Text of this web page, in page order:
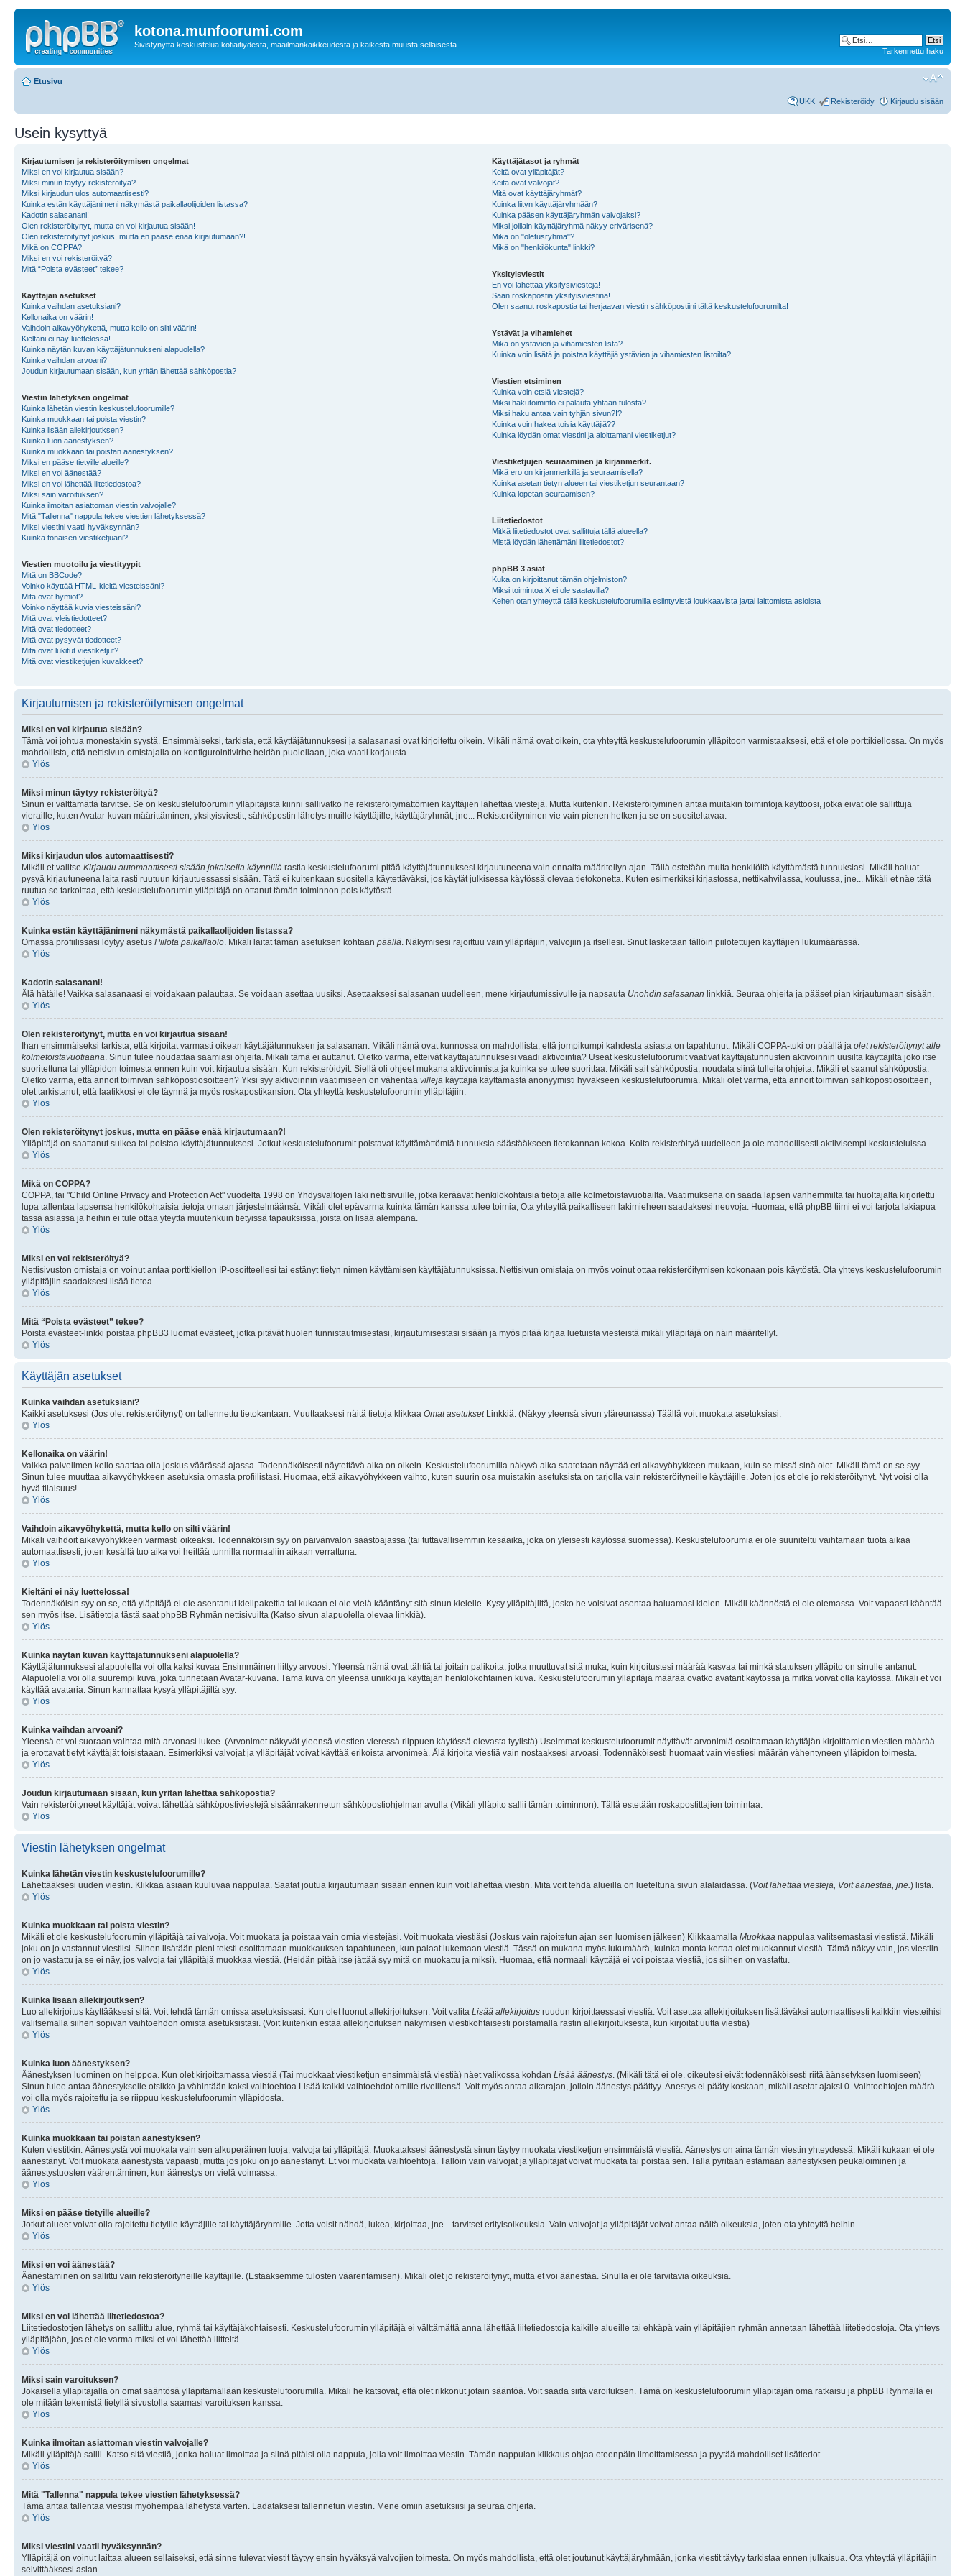
kotona.munfoorumi.com
Sivistynyttä keskustelua kotiäitiydestä, maailmankaikkeudesta ja kaikesta muusta sellaisesta
Tarkennettu haku
Etusivu
UKK Rekisteröidy Kirjaudu sisään
Usein kysyttyä
Kirjautumisen ja rekisteröitymisen ongelmat
Miksi en voi kirjautua sisään?
Miksi minun täytyy rekisteröityä?
Miksi kirjaudun ulos automaattisesti?
Kuinka estän käyttäjänimeni näkymästä paikallaolijoiden listassa?
Kadotin salasanani!
Olen rekisteröitynyt, mutta en voi kirjautua sisään!
Olen rekisteröitynyt joskus, mutta en pääse enää kirjautumaan?!
Mikä on COPPA?
Miksi en voi rekisteröityä?
Mitä “Poista evästeet” tekee?
Käyttäjän asetukset
Kuinka vaihdan asetuksiani?
Kellonaika on väärin!
Vaihdoin aikavyöhykettä, mutta kello on silti väärin!
Kieltäni ei näy luettelossa!
Kuinka näytän kuvan käyttäjätunnukseni alapuolella?
Kuinka vaihdan arvoani?
Joudun kirjautumaan sisään, kun yritän lähettää sähköpostia?
Viestin lähetyksen ongelmat
Kuinka lähetän viestin keskustelufoorumille?
Kuinka muokkaan tai poista viestin?
Kuinka lisään allekirjoutksen?
Kuinka luon äänestyksen?
Kuinka muokkaan tai poistan äänestyksen?
Miksi en pääse tietyille alueille?
Miksi en voi äänestää?
Miksi en voi lähettää liitetiedostoa?
Miksi sain varoituksen?
Kuinka ilmoitan asiattoman viestin valvojalle?
Mitä "Tallenna" nappula tekee viestien lähetyksessä?
Miksi viestini vaatii hyväksynnän?
Kuinka tönäisen viestiketjuani?
Viestien muotoilu ja viestityypit
Mitä on BBCode?
Voinko käyttää HTML-kieltä viesteissäni?
Mitä ovat hymiöt?
Voinko näyttää kuvia viesteissäni?
Mitä ovat yleistiedotteet?
Mitä ovat tiedotteet?
Mitä ovat pysyvät tiedotteet?
Mitä ovat lukitut viestiketjut?
Mitä ovat viestiketjujen kuvakkeet?
Käyttäjätasot ja ryhmät
Keitä ovat ylläpitäjät?
Keitä ovat valvojat?
Mitä ovat käyttäjäryhmät?
Kuinka liityn käyttäjäryhmään?
Kuinka pääsen käyttäjäryhmän valvojaksi?
Miksi joillain käyttäjäryhmä näkyy erivärisenä?
Mikä on "oletusryhmä"?
Mikä on "henkilökunta" linkki?
Yksityisviestit
En voi lähettää yksitysiviestejä!
Saan roskapostia yksityisviestinä!
Olen saanut roskapostia tai herjaavan viestin sähköpostiini tältä keskustelufoorumilta!
Ystävät ja vihamiehet
Mikä on ystävien ja vihamiesten lista?
Kuinka voin lisätä ja poistaa käyttäjiä ystävien ja vihamiesten listoilta?
Viestien etsiminen
Kuinka voin etsiä viestejä?
Miksi hakutoiminto ei palauta yhtään tulosta?
Miksi haku antaa vain tyhjän sivun?!?
Kuinka voin hakea toisia käyttäjiä??
Kuinka löydän omat viestini ja aloittamani viestiketjut?
Viestiketjujen seuraaminen ja kirjanmerkit.
Mikä ero on kirjanmerkillä ja seuraamisella?
Kuinka asetan tietyn alueen tai viestiketjun seurantaan?
Kuinka lopetan seuraamisen?
Liitetiedostot
Mitkä liitetiedostot ovat sallittuja tällä alueella?
Mistä löydän lähettämäni liitetiedostot?
phpBB 3 asiat
Kuka on kirjoittanut tämän ohjelmiston?
Miksi toimintoa X ei ole saatavilla?
Kehen otan yhteyttä tällä keskustelufoorumilla esiintyvistä loukkaavista ja/tai laittomista asioista
Kirjautumisen ja rekisteröitymisen ongelmat
Miksi en voi kirjautua sisään?
Tämä voi johtua monestakin syystä. Ensimmäiseksi, tarkista, että käyttäjätunnuksesi ja salasanasi ovat kirjoitettu oikein. Mikäli nämä ovat oikein, ota yhteyttä keskustelufoorumin ylläpitoon varmistaaksesi, että et ole porttikiellossa. On myös
mahdollista, että nettisivun omistajalla on konfigurointivirhe heidän puolellaan, joka vaatii korjausta.
Ylös
Miksi minun täytyy rekisteröityä?
Sinun ei välttämättä tarvitse. Se on keskustelufoorumin ylläpitäjistä kiinni sallivatko he rekisteröitymättömien käyttäjien lähettää viestejä. Mutta kuitenkin. Rekisteröityminen antaa muitakin toimintoja käyttöösi, jotka eivät ole sallittuja
vieraille, kuten Avatar-kuvan määrittäminen, yksityisviestit, sähköpostin lähetys muille käyttäjille, käyttäjäryhmät, jne... Rekisteröityminen vie vain pienen hetken ja se on suositeltavaa.
Ylös
Miksi kirjaudun ulos automaattisesti?
Mikäli et valitse Kirjaudu automaattisesti sisään jokaisella käynnillä rastia keskustelufoorumi pitää käyttäjätunnuksesi kirjautuneena vain ennalta määritellyn ajan. Tällä estetään muita henkilöitä käyttämästä tunnuksiasi. Mikäli haluat
pysyä kirjautuneena laita rasti ruutuun kirjautuessassi sisään. Tätä ei kuitenkaan suositella käytettäväksi, jos käytät julkisessa käytössä olevaa tietokonetta. Kuten esimerkiksi kirjastossa, nettikahvilassa, koulussa, jne... Mikäli et näe tätä
ruutua se tarkoittaa, että keskustelufoorumin ylläpitäjä on ottanut tämän toiminnon pois käytöstä.
Ylös
Kuinka estän käyttäjänimeni näkymästä paikallaolijoiden listassa?
Omassa profiilissasi löytyy asetus Piilota paikallaolo . Mikäli laitat tämän asetuksen kohtaan päällä . Näkymisesi rajoittuu vain ylläpitäjiin, valvojiin ja itsellesi. Sinut lasketaan tällöin piilotettujen käyttäjien lukumäärässä.
Ylös
Kadotin salasanani!
Älä hätäile! Vaikka salasanaasi ei voidakaan palauttaa. Se voidaan asettaa uusiksi. Asettaaksesi salasanan uudelleen, mene kirjautumissivulle ja napsauta Unohdin salasanan linkkiä. Seuraa ohjeita ja pääset pian kirjautumaan sisään.
Ylös
Olen rekisteröitynyt, mutta en voi kirjautua sisään!
Ihan ensimmäiseksi tarkista, että kirjoitat varmasti oikean käyttäjätunnuksen ja salasanan. Mikäli nämä ovat kunnossa on mahdollista, että jompikumpi kahdesta asiasta on tapahtunut. Mikäli COPPA-tuki on päällä ja olet rekisteröitynyt alle
kolmetoistavuotiaana . Sinun tulee noudattaa saamiasi ohjeita. Mikäli tämä ei auttanut. Oletko varma, etteivät käyttäjätunnuksesi vaadi aktivointia? Useat keskustelufoorumit vaativat käyttäjätunnusten aktivoinnin uusilta käyttäjiltä joko itse
suoritettuna tai ylläpidon toimesta ennen kuin voit kirjautua sisään. Kun rekisteröidyit. Siellä oli ohjeet mukana aktivoinnista ja kuinka se tulee suorittaa. Mikäli sait sähköpostia, noudata siinä tulleita ohjeita. Mikäli et saanut sähköpostia.
Oletko varma, että annoit toimivan sähköpostiosoitteen? Yksi syy aktivoinnin vaatimiseen on vähentää villejä käyttäjiä käyttämästä anonyymisti hyväkseen keskustelufoorumia. Mikäli olet varma, että annoit toimivan sähköpostiosoitteen,
olet tarkistanut, että laatikkosi ei ole täynnä ja myös roskapostikansion. Ota yhteyttä keskustelufoorumin ylläpitäjiin.
Ylös
Olen rekisteröitynyt joskus, mutta en pääse enää kirjautumaan?!
Ylläpitäjä on saattanut sulkea tai poistaa käyttäjätunnuksesi. Jotkut keskustelufoorumit poistavat käyttämättömiä tunnuksia säästääkseen tietokannan kokoa. Koita rekisteröityä uudelleen ja ole mahdollisesti aktiivisempi keskusteluissa.
Ylös
Mikä on COPPA?
COPPA, tai "Child Online Privacy and Protection Act" vuodelta 1998 on Yhdysvaltojen laki nettisivuille, jotka keräävät henkilökohtaisia tietoja alle kolmetoistavuotiailta. Vaatimuksena on saada lapsen vanhemmilta tai huoltajalta kirjoitettu
lupa tallentaa lapsensa henkilökohtaisia tietoja omaan järjestelmäänsä. Mikäli olet epävarma kuinka tämän kanssa tulee toimia, Ota yhteyttä paikalliseen lakimieheen saadaksesi neuvoja. Huomaa, että phpBB tiimi ei voi tarjota lakiapua
tässä asiassa ja heihin ei tule ottaa yteyttä muutenkuin tietyissä tapauksissa, joista on lisää alempana.
Ylös
Miksi en voi rekisteröityä?
Nettisivuston omistaja on voinut antaa porttikiellon IP-osoitteellesi tai estänyt tietyn nimen käyttämisen käyttäjätunnuksissa. Nettisivun omistaja on myös voinut ottaa rekisteröitymisen kokonaan pois käytöstä. Ota yhteys keskustelufoorumin
ylläpitäjiin saadaksesi lisää tietoa.
Ylös
Mitä “Poista evästeet” tekee?
Poista evästeet-linkki poistaa phpBB3 luomat evästeet, jotka pitävät huolen tunnistautmisestasi, kirjautumisestasi sisään ja myös pitää kirjaa luetuista viesteistä mikäli ylläpitäjä on näin määritellyt.
Ylös
Käyttäjän asetukset
Kuinka vaihdan asetuksiani?
Kaikki asetuksesi (Jos olet rekisteröitynyt) on tallennettu tietokantaan. Muuttaaksesi näitä tietoja klikkaa Omat asetuksetLinkkiä. (Näkyy yleensä sivun yläreunassa) Täällä voit muokata asetuksiasi.
Ylös
Kellonaika on väärin!
Vaikka palvelimen kello saattaa olla joskus väärässä ajassa. Todennäköisesti näytettävä aika on oikein. Keskustelufoorumilla näkyvä aika saatetaan näyttää eri aikavyöhykkeen mukaan, kuin se missä sinä olet. Mikäli tämä on se syy.
Sinun tulee muuttaa aikavyöhykkeen asetuksia omasta profiilistasi. Huomaa, että aikavyöhykkeen vaihto, kuten suurin osa muistakin asetuksista on tarjolla vain rekisteröityneille käyttäjille. Joten jos et ole jo rekisteröitynyt. Nyt voisi olla
hyvä tilaisuus!
Ylös
Vaihdoin aikavyöhykettä, mutta kello on silti väärin!
Mikäli vaihdoit aikavyöhykkeen varmasti oikeaksi. Todennäköisin syy on päivänvalon säästöajassa (tai tuttavallisemmin kesäaika, joka on yleisesti käytössä suomessa). Keskustelufoorumia ei ole suuniteltu vaihtamaan tuota aikaa
automaattisesti, joten kesällä tuo aika voi heittää tunnilla normaaliin aikaan verrattuna.
Ylös
Kieltäni ei näy luettelossa!
Todennäköisin syy on se, että yläpitäjä ei ole asentanut kielipakettia tai kukaan ei ole vielä kääntänyt sitä sinun kielelle. Kysy ylläpitäjiltä, josko he voisivat asentaa haluamasi kielen. Mikäli käännöstä ei ole olemassa. Voit vapaasti kääntää
sen myös itse. Lisätietoja tästä saat phpBB Ryhmän nettisivuilta (Katso sivun alapuolella olevaa linkkiä).
Ylös
Kuinka näytän kuvan käyttäjätunnukseni alapuolella?
Käyttäjätunnuksesi alapuolella voi olla kaksi kuvaa Ensimmäinen liittyy arvoosi. Yleensä nämä ovat tähtiä tai joitain palikoita, jotka muuttuvat sitä muka, kuin kirjoitustesi määrää kasvaa tai minkä statuksen ylläpito on sinulle antanut.
Alapuolella voi olla suurempi kuva, joka tunnetaan Avatar-kuvana. Tämä kuva on yleensä uniikki ja käyttäjän henkilökohtainen kuva. Keskustelufoorumin ylläpitäjä määrää ovatko avatarit käytössä ja mitkä voivat olla käytössä. Mikäli et voi
käyttää avataria. Sinun kannattaa kysyä ylläpitäjiltä syy.
Ylös
Kuinka vaihdan arvoani?
Yleensä et voi suoraan vaihtaa mitä arvonasi lukee. (Arvonimet näkyvät yleensä viestien vieressä riippuen käytössä olevasta tyylistä) Useimmat keskustelufoorumit näyttävät arvonimiä osoittamaan käyttäjän kirjoittamien viestien määrää
ja erottavat tietyt käyttäjät toisistaaan. Esimerkiksi valvojat ja ylläpitäjät voivat käyttää erikoista arvonimeä. Älä kirjoita viestiä vain nostaaksesi arvoasi. Todennäköisesti huomaat vain viestiesi määrän vähentyneen ylläpidon toimesta.
Ylös
Joudun kirjautumaan sisään, kun yritän lähettää sähköpostia?
Vain rekisteröityneet käyttäjät voivat lähettää sähköpostiviestejä sisäänrakennetun sähköpostiohjelman avulla (Mikäli ylläpito sallii tämän toiminnon). Tällä estetään roskapostittajien toimintaa.
Ylös
Viestin lähetyksen ongelmat
Kuinka lähetän viestin keskustelufoorumille?
Lähettääksesi uuden viestin. Klikkaa asiaan kuuluvaa nappulaa. Saatat joutua kirjautumaan sisään ennen kuin voit lähettää viestin. Mitä voit tehdä alueilla on lueteltuna sivun alalaidassa. (Voit lähettää viestejä, Voit äänestää, jne. ) lista.
Ylös
Kuinka muokkaan tai poista viestin?
Mikäli et ole keskustelufoorumin ylläpitäjä tai valvoja. Voit muokata ja poistaa vain omia viestejäsi. Voit muokata viestiäsi (Joskus vain rajoitetun ajan sen luomisen jälkeen) Klikkaamalla Muokkaa nappulaa valitsemastasi viestistä. Mikäli
joku on jo vastannut viestiisi. Siihen lisätään pieni teksti osoittamaan muokkauksen tapahtuneen, kun palaat lukemaan viestiä. Tässä on mukana myös lukumäärä, kuinka monta kertaa olet muokannut viestiä. Tämä näkyy vain, jos viestiin
on jo vastattu ja se ei näy, jos valvoja tai ylläpitäjä muokkaa viestiä. (Heidän pitää itse jättää syy mitä on muokattu ja miksi). Huomaa, että normaali käyttäjä ei voi poistaa viestiä, jos siihen on vastattu.
Ylös
Kuinka lisään allekirjoutksen?
Luo allekirjoitus käyttääksesi sitä. Voit tehdä tämän omissa asetuksissasi. Kun olet luonut allekirjoituksen. Voit valita Lisää allekirjoitus ruudun kirjoittaessasi viestiä. Voit asettaa allekirjoituksen lisättäväksi automaattisesti kaikkiin viesteihisi
valitsemalla siihen sopivan vaihtoehdon omista asetuksistasi. (Voit kuitenkin estää allekirjoituksen näkymisen viestikohtaisesti poistamalla rastin allekirjoituksesta, kun kirjoitat uutta viestiä)
Ylös
Kuinka luon äänestyksen?
Äänestyksen luominen on helppoa. Kun olet kirjoittamassa viestiä (Tai muokkaat viestiketjun ensimmäistä viestiä) näet valikossa kohdan Lisää äänestys . (Mikäli tätä ei ole. oikeutesi eivät todennäköisesti riitä äänsetyksen luomiseen)
Sinun tulee antaa äänestykselle otsikko ja vähintään kaksi vaihtoehtoa Lisää kaikki vaihtoehdot omille riveillensä. Voit myös antaa aikarajan, jolloin äänestys päättyy. Änestys ei pääty koskaan, mikäli asetat ajaksi 0. Vaihtoehtojen määrä
voi olla myös rajoitettu ja se riippuu keskustelufoorumin ylläpidosta.
Ylös
Kuinka muokkaan tai poistan äänestyksen?
Kuten viestitkin. Äänestystä voi muokata vain sen alkuperäinen luoja, valvoja tai ylläpitäjä. Muokataksesi äänestystä sinun täytyy muokata viestiketjun ensimmäistä viestiä. Äänestys on aina tämän viestin yhteydessä. Mikäli kukaan ei ole
äänestänyt. Voit muokata äänestystä vapaasti, mutta jos joku on jo äänestänyt. Et voi muokata vaihtoehtoja. Tällöin vain valvojat ja ylläpitäjät voivat muokata tai poistaa sen. Tällä pyritään estämään äänestyksen peukaloiminen ja
äänestystuosten väärentäminen, kun äänestys on vielä voimassa.
Ylös
Miksi en pääse tietyille alueille?
Jotkut alueet voivat olla rajoitettu tietyille käyttäjille tai käyttäjäryhmille. Jotta voisit nähdä, lukea, kirjoittaa, jne... tarvitset erityisoikeuksia. Vain valvojat ja ylläpitäjät voivat antaa näitä oikeuksia, joten ota yhteyttä heihin.
Ylös
Miksi en voi äänestää?
Äänestäminen on sallittu vain rekisteröityneille käyttäjille. (Estääksemme tulosten väärentämisen). Mikäli olet jo rekisteröitynyt, mutta et voi äänestää. Sinulla ei ole tarvitavia oikeuksia.
Ylös
Miksi en voi lähettää liitetiedostoa?
Liitetiedostotjen lähetys on sallittu alue, ryhmä tai käyttäjäkohtaisesti. Keskustelufoorumin ylläpitäjä ei välttämättä anna lähettää liitetiedostoja kaikille alueille tai ehkäpä vain ylläpitäjien ryhmän annetaan lähettää liitetiedostoja. Ota yhteys
ylläpitäjään, jos et ole varma miksi et voi lähettää liitteitä.
Ylös
Miksi sain varoituksen?
Jokaisella ylläpitäjällä on omat sääntösä ylläpitämällään keskustelufoorumilla. Mikäli he katsovat, että olet rikkonut jotain sääntöä. Voit saada siitä varoituksen. Tämä on keskustelufoorumin ylläpitäjän oma ratkaisu ja phpBB Ryhmällä ei
ole mitään tekemistä tietyllä sivustolla saamasi varoituksen kanssa.
Ylös
Kuinka ilmoitan asiattoman viestin valvojalle?
Mikäli ylläpitäjä sallii. Katso sitä viestiä, jonka haluat ilmoittaa ja siinä pitäisi olla nappula, jolla voit ilmoittaa viestin. Tämän nappulan klikkaus ohjaa eteenpäin ilmoittamisessa ja pyytää mahdolliset lisätiedot.
Ylös
Mitä "Tallenna" nappula tekee viestien lähetyksessä?
Tämä antaa tallentaa viestisi myöhempää lähetystä varten. Ladataksesi tallennetun viestin. Mene omiin asetuksiisi ja seuraa ohjeita.
Ylös
Miksi viestini vaatii hyväksynnän?
Ylläpitäjä on voinut laittaa alueen sellaiseksi, että sinne tulevat viestit täytyy ensin hyväksyä valvojien toimesta. On myös mahdollista, että olet joutunut käyttäjäryhmään, jonka viestit täytyy tarkistaa ennen julkaisua. Ota yhteyttä ylläpitäjiin
selvittääksesi asian.